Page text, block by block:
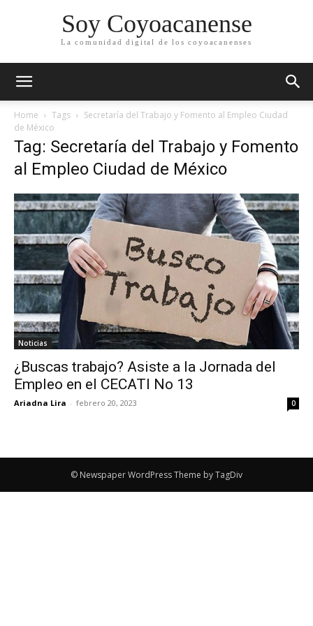
Soy Coyoacanense
La comunidad digital de los coyoacanenses
Home Tags
Secretaría del Trabajo y Fomento al Empleo Ciudad
de México
Tag: Secretaría del Trabajo y Fomento
al Empleo Ciudad de México
Noticias
¿Buscas trabajo? Asiste a la Jornada del
Empleo en el CECATI No 13
Ariadna Lira - febrero 20, 2023 0
© Newspaper WordPress Theme by TagDiv